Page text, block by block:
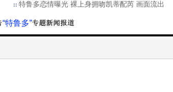
特鲁多恋情曝光 裸上身拥吻凯蒂配芮 画面流出
“特鲁多”